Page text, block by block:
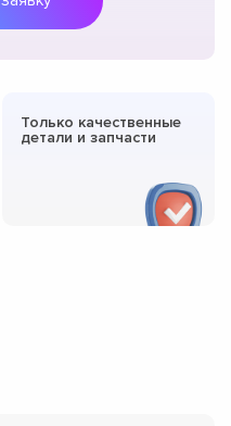
Только качественные
детали и запчасти